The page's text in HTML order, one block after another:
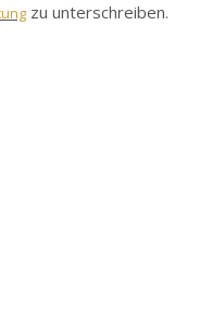
zu unterschreiben.